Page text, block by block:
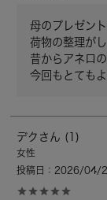
母のプレゼン
荷物の整理が
昔からアネロ
今回もとても
デク 1
女性
投稿日
2026/04/